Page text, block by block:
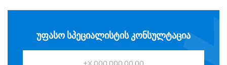
ᲣᲤᲐᲡᲝ ᲡᲞᲔᲪᲘᲐᲚᲘᲡᲢᲘᲡ ᲙᲝᲜᲡᲣᲚᲢᲐᲪᲘᲐ